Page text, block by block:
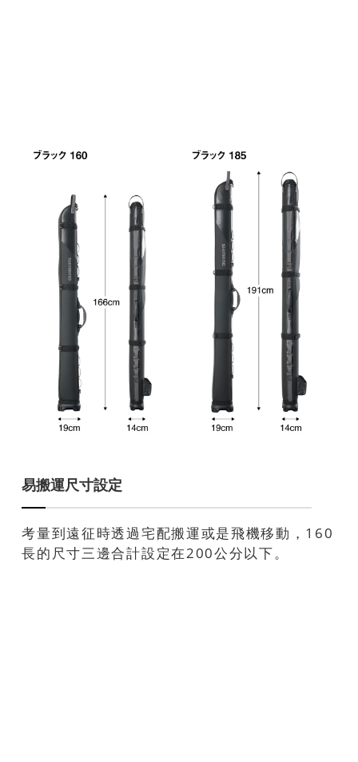
易搬運尺寸設定
考量到遠征時透過宅配搬運或是飛機移動，160
長的尺寸三邊合計設定在200公分以下。